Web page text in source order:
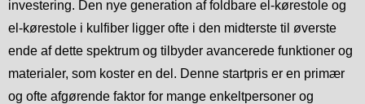
investering. Den nye generation af foldbare el-kørestole og
el-kørestole i kulfiber ligger ofte i den midterste til øverste
ende af dette spektrum og tilbyder avancerede funktioner og
materialer, som koster en del. Denne startpris er en primær
og ofte afgørende faktor for mange enkeltpersoner og